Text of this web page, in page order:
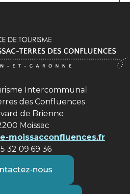
Intercommunal
des Confluences
de Brienne
Moissac
moissacconfluences.fr
32 09 69 36
nous